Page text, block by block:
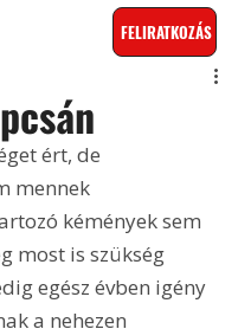
FELIRATKOZÁS
ért, de
mennek
kémények sem
most is szükség
egész évben igény
a nehezen